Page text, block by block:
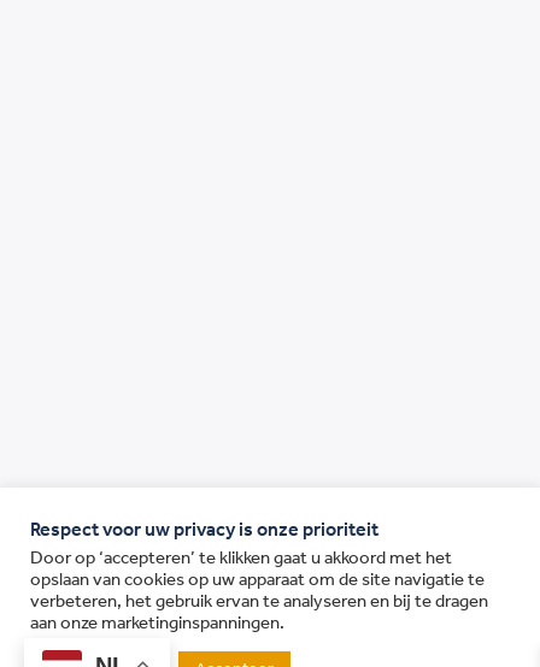
Respect voor uw privacy is onze prioriteit
Door op ‘accepteren’ te klikken gaat u akkoord met het
opslaan van cookies op uw apparaat om de site navigatie te
verbeteren, het gebruik ervan te analyseren en bij te dragen
aan onze marketinginspanningen.